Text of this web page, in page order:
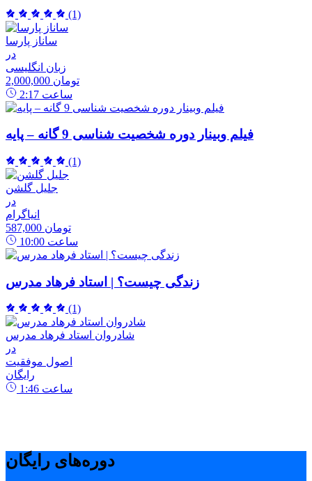
(1)
ساناز پارسا
در
زبان انگلیسی
2,000,000 تومان
2:17 ساعت
فیلم وبینار دوره شخصیت شناسی 9 گانه – پایه
(1)
جلیل گلشن
در
انیاگرام
587,000 تومان
10:00 ساعت
زندگی چیست؟ | استاد فرهاد مدرس
(1)
شادروان استاد فرهاد مدرس
در
اصول موفقیت
رایگان
1:46 ساعت
دوره‌های رایگان